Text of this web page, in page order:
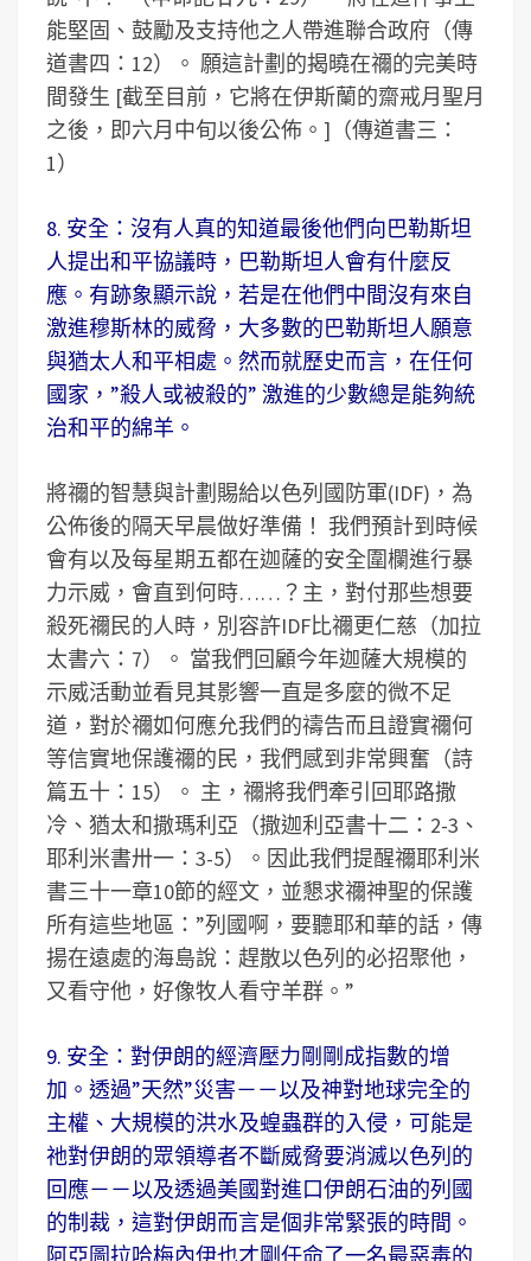
能堅固、鼓勵及支持他之人帶進聯合政府（傳
道書四：12）。 願這計劃的揭曉在禰的完美時
間發生 [截至目前，它將在伊斯蘭的齋戒月聖月
之後，即六月中旬以後公佈。]（傳道書三：
1）
8. 安全：沒有人真的知道最後他們向巴勒斯坦
人提出和平協議時，巴勒斯坦人會有什麼反
應。有跡象顯示說，若是在他們中間沒有來自
激進穆斯林的威脅，大多數的巴勒斯坦人願意
與猶太人和平相處。然而就歷史而言，在任何
國家，”殺人或被殺的” 激進的少數總是能夠統
治和平的綿羊。
將禰的智慧與計劃賜給以色列國防軍(IDF)，為
公佈後的隔天早晨做好準備！ 我們預計到時候
會有以及每星期五都在迦薩的安全圍欄進行暴
力示威，會直到何時……？主，對付那些想要
殺死禰民的人時，別容許IDF比禰更仁慈（加拉
太書六：7）。 當我們回顧今年迦薩大規模的
示威活動並看見其影響一直是多麼的微不足
道，對於禰如何應允我們的禱告而且證實禰何
等信實地保護禰的民，我們感到非常興奮（詩
篇五十：15）。 主，禰將我們牽引回耶路撒
冷、猶太和撒瑪利亞（撒迦利亞書十二：2-3、
耶利米書卅一：3-5）。因此我們提醒禰耶利米
書三十一章10節的經文，並懇求禰神聖的保護
所有這些地區：”列國啊，要聽耶和華的話，傳
揚在遠處的海島說：趕散以色列的必招聚他，
又看守他，好像牧人看守羊群。”
9. 安全：對伊朗的經濟壓力剛剛成指數的增
加。透過”天然”災害－－以及神對地球完全的
主權、大規模的洪水及蝗蟲群的入侵，可能是
祂對伊朗的眾領導者不斷威脅要消滅以色列的
回應－－以及透過美國對進口伊朗石油的列國
的制裁，這對伊朗而言是個非常緊張的時間。